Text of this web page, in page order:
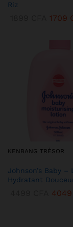
Riz
1709
KENBANG TRÉSOR
Johnson’s Baby –
Hydratant
4049